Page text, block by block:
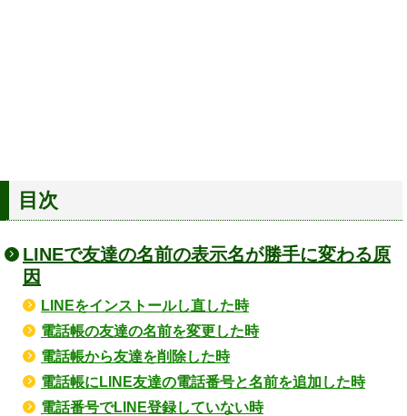
目次
LINEで友達の名前の表示名が勝手に変わる原
因
LINEをインストールし直した時
電話帳の友達の名前を変更した時
電話帳から友達を削除した時
電話帳にLINE友達の電話番号と名前を追加した時
電話番号でLINE登録していない時